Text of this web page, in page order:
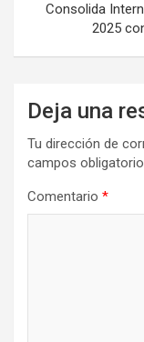
Consolida
2025
Deja una
Tu dirección de
campos
Comentario *